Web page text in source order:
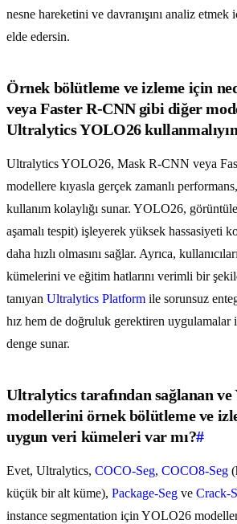
nesne hareketini ve davranışını analiz
elde edersin.
Örnek bölütleme ve izleme için
veya Faster R-CNN gibi diğer
Ultralytics YOLO26
Ultralytics YOLO26, Mask R-CNN veya
modellere kıyasla gerçek zamanlı
kullanım kolaylığı sunar. YOLO26,
aşamalı tespit) işleyerek yüksek hassasiyeti
daha hızlı olmasını sağlar. Ayrıca,
kümelerini ve eğitim hatlarını verimli bir
tanıyan Ultralytics Platform ile sorunsuz
hız hem de doğruluk gerektiren
denge sunar.
Ultralytics tarafından sağlanan
modellerini örnek bölütleme ve
uygun veri kümeleri var mı?#
Evet, Ultralytics, COCO-Seg, COCO8-Seg
küçük bir alt küme), Package-Seg ve Crack-
instance segmentation için YOLO26